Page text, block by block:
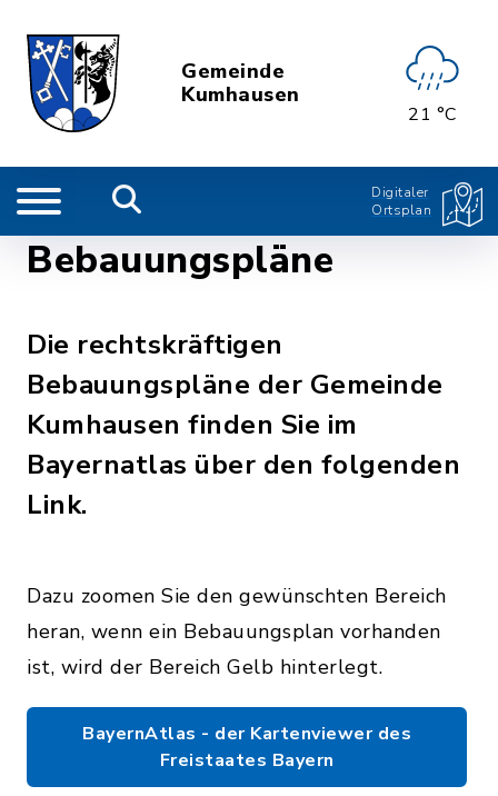
Gemeinde
Kumhausen
21 °C
Digitaler
Ortsplan
Bebauungspläne
Die rechtskräftigen
Bebauungspläne der Gemeinde
Kumhausen finden Sie im
Bayernatlas über den folgenden
Link.
Dazu zoomen Sie den gewünschten Bereich
heran, wenn ein Bebauungsplan vorhanden
ist, wird der Bereich Gelb hinterlegt.
BayernAtlas - der Kartenviewer des
Freistaates Bayern